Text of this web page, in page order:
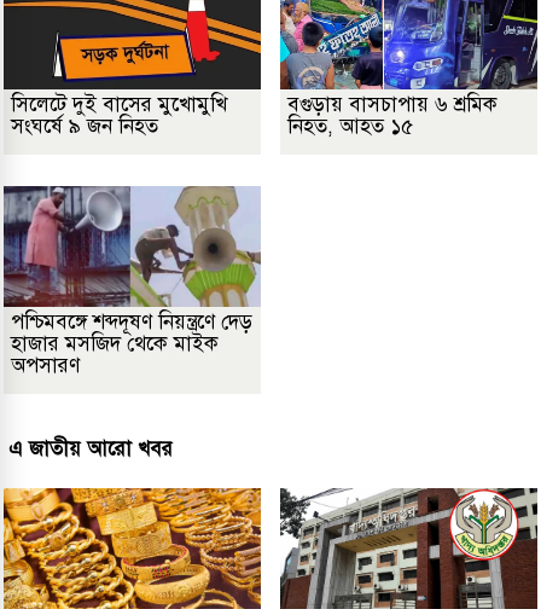
সিলেটে দুই বাসের মুখোমুখি
সংঘর্ষে ৯ জন নিহত
বগুড়ায় বাসচাপায় ৬ শ্রমিক
নিহত, আহত ১৫
পশ্চিমবঙ্গে শব্দদূষণ নিয়ন্ত্রণে দেড়
হাজার মসজিদ থেকে মাইক
অপসারণ
এ জাতীয় আরো খবর